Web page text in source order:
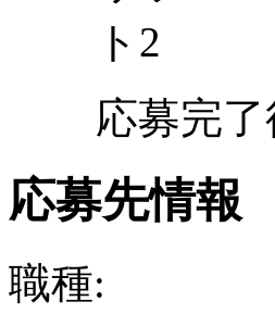
応募完
応募先情報
職種: